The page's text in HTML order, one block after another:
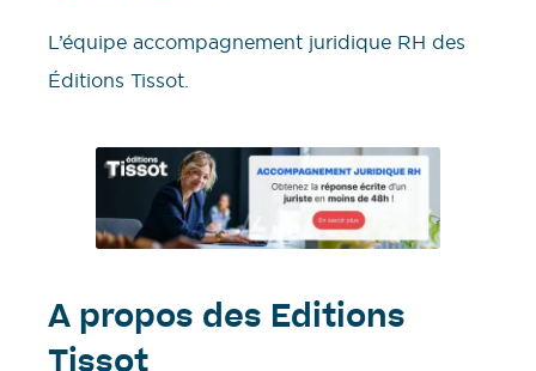
L’équipe accompagnement juridique RH des
Éditions Tissot.
A propos des Editions
Tissot